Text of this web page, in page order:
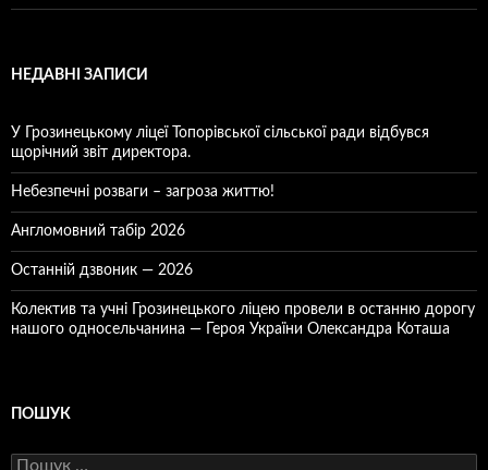
НЕДАВНІ ЗАПИСИ
У Грозинецькому ліцеї Топорівської сільської ради відбувся
щорічний звіт директора.
Небезпечні розваги – загроза життю!
Англомовний табір 2026
Останній дзвоник — 2026
Колектив та учні Грозинецького ліцею провели в останню дорогу
нашого односельчанина — Героя України Олександра Коташа
ПОШУК
Пошук: